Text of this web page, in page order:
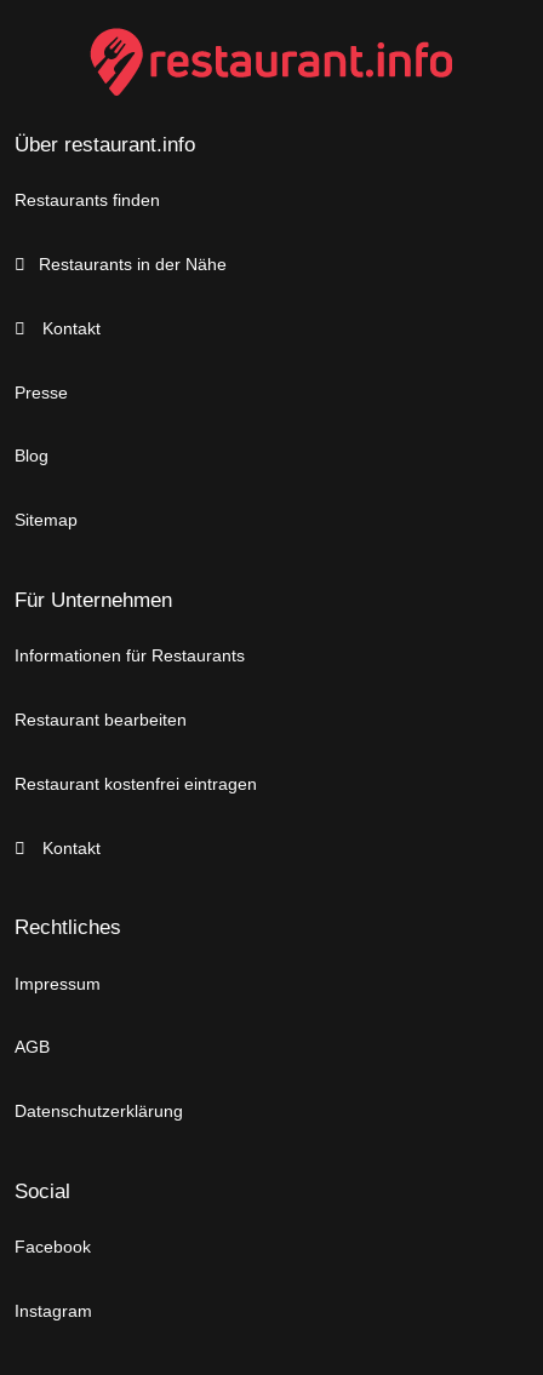
Über restaurant.info
Restaurants finden
Restaurants in der Nähe
Kontakt
Presse
Blog
Sitemap
Für Unternehmen
Informationen für Restaurants
Restaurant bearbeiten
Restaurant kostenfrei eintragen
Kontakt
Rechtliches
Impressum
AGB
Datenschutzerklärung
Social
Facebook
Instagram